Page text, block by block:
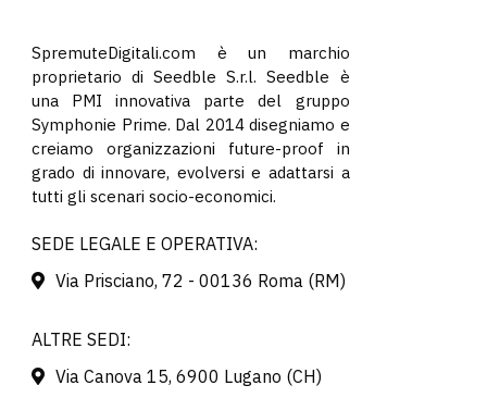
SpremuteDigitali.com è un marchio
proprietario di Seedble S.r.l. Seedble è
una PMI innovativa parte del gruppo
Symphonie Prime. Dal 2014 disegniamo e
creiamo organizzazioni future-proof in
grado di innovare, evolversi e adattarsi a
tutti gli scenari socio-economici.
SEDE LEGALE E OPERATIVA:
Via Prisciano, 72 - 00136 Roma (RM)
ALTRE SEDI:
Via Canova 15, 6900 Lugano (CH)